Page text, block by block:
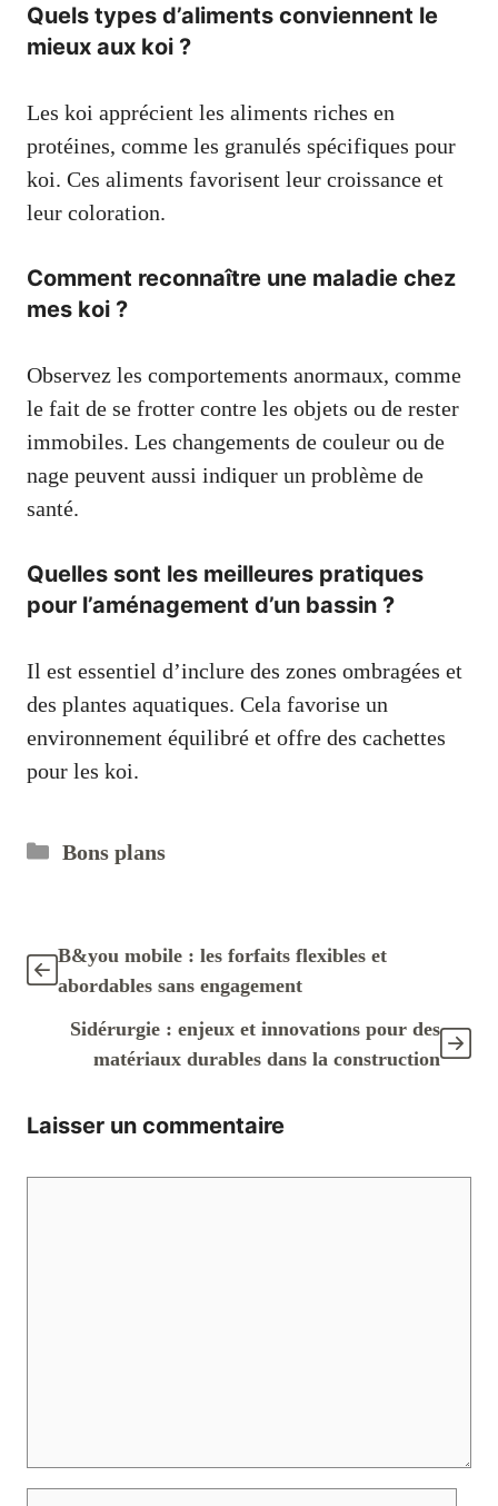
Quels types d’aliments conviennent le
mieux aux koi ?
Les koi apprécient les aliments riches en
protéines, comme les granulés spécifiques pour
koi. Ces aliments favorisent leur croissance et
leur coloration.
Comment reconnaître une maladie chez
mes koi ?
Observez les comportements anormaux, comme
le fait de se frotter contre les objets ou de rester
immobiles. Les changements de couleur ou de
nage peuvent aussi indiquer un problème de
santé.
Quelles sont les meilleures pratiques
pour l’aménagement d’un bassin ?
Il est essentiel d’inclure des zones ombragées et
des plantes aquatiques. Cela favorise un
environnement équilibré et offre des cachettes
pour les koi.
Catégories
Bons plans
B&you mobile : les forfaits flexibles et
abordables sans engagement
Sidérurgie : enjeux et innovations pour des
matériaux durables dans la construction
Laisser un commentaire